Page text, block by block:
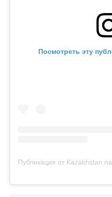
Посмотреть эту